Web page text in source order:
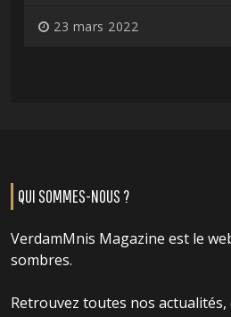
23 mars 2022
QUI SOMMES-NOUS ?
VerdamMnis Magazine est le
sombres.
Retrouvez toutes nos